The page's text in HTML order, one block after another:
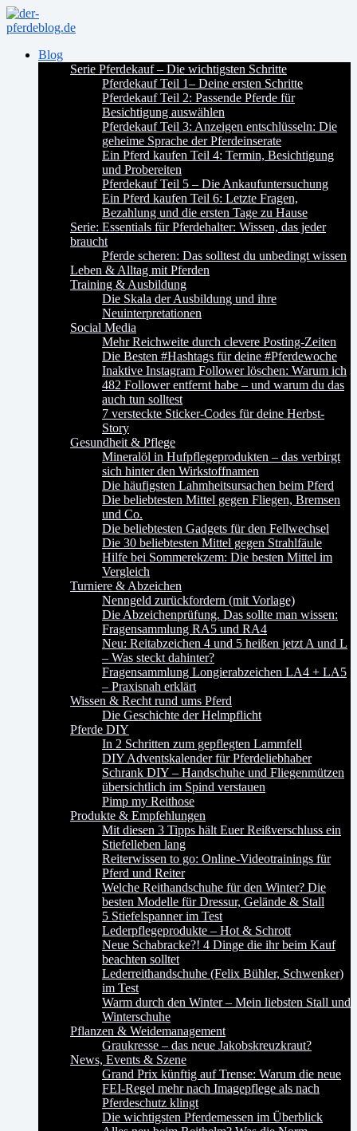
Blog
Serie Pferdekauf – Die wichtigsten Schritte
Pferdekauf Teil 1– Deine ersten Schritte
Pferdekauf Teil 2: Passende Pferde für
Besichtigung auswählen
Pferdekauf Teil 3: Anzeigen entschlüsseln: Die
geheime Sprache der Pferdeinserate
Ein Pferd kaufen Teil 4: Termin, Besichtigung
und Probereiten
Pferdekauf Teil 5 – Die Ankaufuntersuchung
Ein Pferd kaufen Teil 6: Letzte Fragen,
Bezahlung und die ersten Tage zu Hause
Serie: Essentials für Pferdehalter: Wissen, das jeder
braucht
Pferde scheren: Das solltest du unbedingt wissen
Leben & Alltag mit Pferden
Training & Ausbildung
Die Skala der Ausbildung und ihre
Neuinterpretationen
Social Media
Mehr Reichweite durch clevere Posting-Zeiten
Die Besten #Hashtags für deine #Pferdewoche
Inaktive Instagram Follower löschen: Warum ich
482 Follower entfernt habe – und warum du das
auch tun solltest
7 versteckte Sticker-Codes für deine Herbst-
Story
Gesundheit & Pflege
Mineralöl in Hufpflegeprodukten – das verbirgt
sich hinter den Wirkstoffnamen
Die häufigsten Lahmheitsursachen beim Pferd
Die beliebtesten Mittel gegen Fliegen, Bremsen
und Co.
Die beliebtesten Gadgets für den Fellwechsel
Die 30 beliebtesten Mittel gegen Strahlfäule
Hilfe bei Sommerekzem: Die besten Mittel im
Vergleich
Turniere & Abzeichen
Nenngeld zurückfordern (mit Vorlage)
Die Abzeichenprüfung. Das sollte man wissen:
Fragensammlung RA5 und RA4
Neu: Reitabzeichen 4 und 5 heißen jetzt A und L
– Was steckt dahinter?
Fragensammlung Longierabzeichen LA4 + LA5
– Praxisnah erklärt
Wissen & Recht rund ums Pferd
Die Geschichte der Helmpflicht
Pferde DIY
In 2 Schritten zum gepflegten Lammfell
DIY Adventskalender für Pferdeliebhaber
Schrank DIY – Handschuhe und Fliegenmützen
übersichtlich im Spind verstauen
Pimp my Reithose
Produkte & Empfehlungen
Mit diesen 3 Tipps hält Euer Reißverschluss ein
Stiefelleben lang
Reiterwissen to go: Online-Videotrainings für
Pferd und Reiter
Welche Reithandschuhe für den Winter? Die
besten Modelle für Dressur, Gelände & Stall
5 Stiefelspanner im Test
Lederpflegeprodukte – Hot & Schrott
Neue Schabracke?! 4 Dinge die ihr beim Kauf
beachten solltet
Lederreithandschuhe (Felix Bühler, Schwenker)
im Test
Warm durch den Winter – Mein liebsten Stall und
Winterschuhe
Pflanzen & Weidemanagement
Graukresse – das neue Jakobskreuzkraut?
News, Events & Szene
Grand Prix künftig auf Trense: Warum die neue
FEI-Regel mehr nach Imagepflege als nach
Pferdeschutz klingt
Die wichtigsten Pferdemessen im Überblick